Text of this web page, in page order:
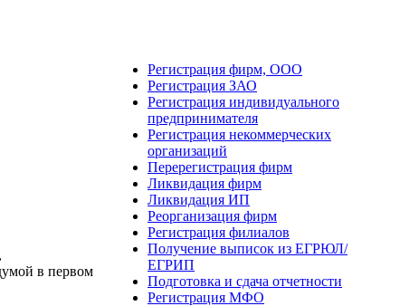
в первом
Регистрация фирм, ООО
Регистрация ЗАО
Регистрация индивидуального
предпринимателя
Регистрация некоммерческих
организаций
Перерегистрация фирм
Ликвидация фирм
Ликвидация ИП
Реорганизация фирм
Регистрация филиалов
Получение выписок из ЕГРЮЛ/
ЕГРИП
Подготовка и сдача отчетности
Регистрация МФО